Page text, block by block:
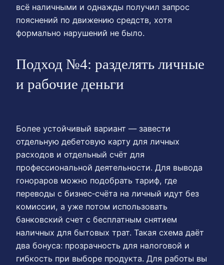
всё наличными и однажды получил запрос
пояснений по движению средств, хотя
формально нарушений не было.
Подход №4: разделять личные
и рабочие деньги
Более устойчивый вариант — завести
отдельную дебетовую карту для личных
расходов и отдельный счёт для
профессиональной деятельности. Для вывода
гонораров можно подобрать тариф, где
переводы с бизнес‑счёта на личный идут без
комиссии, а уже потом использовать
банковский счет с бесплатным снятием
наличных для бытовых трат. Такая схема даёт
два бонуса: прозрачность для налоговой и
гибкость при выборе продукта. Для работы вы